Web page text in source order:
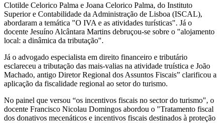
Clotilde Celorico Palma e Joana Celorico Palma, do Instituto
Superior e Contabilidade da Administração de Lisboa (ISCAL),
abordaram a temática "O IVA e as atividades turísticas". Já o
docente Jesuíno Alcântara Martins debruçou-se sobre o "alojamento
local: a dinâmica da tributação".
Já o advogado especialista em direito financeiro e tributário
esclareceu a tributação das mais-valias na atividade truística e João
Machado, antigo Diretor Regional dos Assuntos Fiscais” clarificou a
aplicação da fiscalidade regional ao setor do turismo.
No painel que versou “os incentivos fiscais no sector do turismo", o
docente Francisco Nicolau Domingos abordou o "Tratamento fiscal
dos donativos mecenáticos e incentivos fiscais destinados à proteção